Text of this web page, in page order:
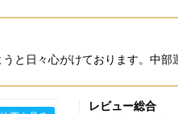
と日々心がけております。中部
レビュー総合